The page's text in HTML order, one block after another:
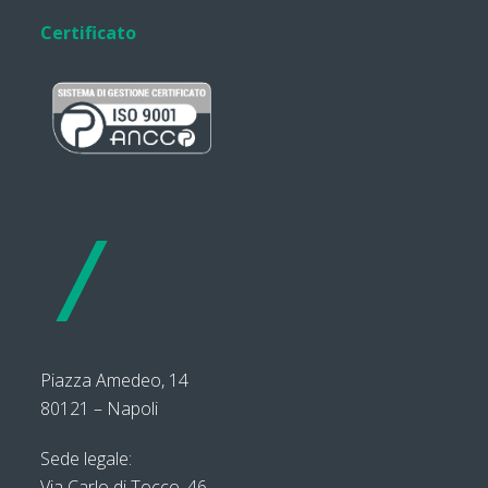
Certificato
Piazza Amedeo, 14
80121 – Napoli
Sede legale: